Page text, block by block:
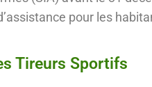
pour les
Tireurs Sportifs